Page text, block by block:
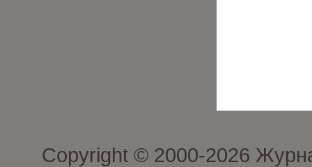
Copyright © 2000-2026